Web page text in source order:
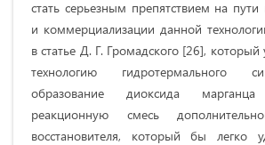
стать серьезным препятствием на
и коммерциализации данной
в статье Д. Г. Громадского [26], который
технологию гидротермального
образование диоксида
реакционную смесь
восстановителя, который бы легко